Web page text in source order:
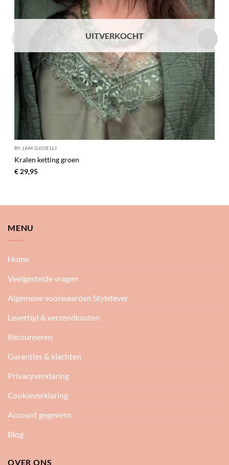
UITVERKOCHT
BY JAM GIOIELLI
Kralen ketting groen
€29,95
MENU
Home
Veelgestelde vragen
Algemene voorwaarden Stylefever
Levertijd & verzendkosten
Retourneren
Garanties & klachten
Privacyverklaring
Cookieverklaring
Account gegevens
Blog
OVER ONS